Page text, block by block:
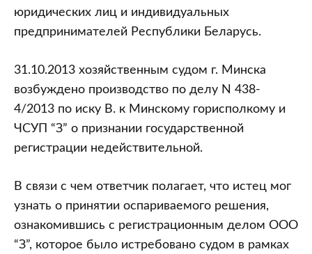
юридических лиц и индивидуальных
предпринимателей Республики Беларусь.
31.10.2013 хозяйственным судом г. Минска
возбуждено производство по делу N 438-
4/2013 по иску В. к Минскому горисполкому и
ЧСУП “З” о признании государственной
регистрации недействительной.
В связи с чем ответчик полагает, что истец мог
узнать о принятии оспариваемого решения,
ознакомившись с регистрационным делом ООО
“З”, которое было истребовано судом в рамках